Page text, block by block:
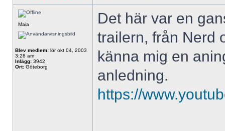
Maia
Blev medlem: lör okt 04, 2003
3:28 am
Inlägg: 3942
Ort: Göteborg
Det här var en
trailern, från Nerd
känna mig en
anledning.
https://